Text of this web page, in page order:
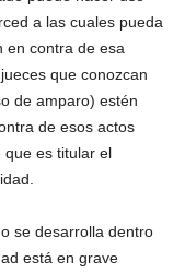
a las cuales pueda
en contra de esa
que conozcan
de amparo) estén
de esos actos
es titular el
se desarrolla dentro
está en grave